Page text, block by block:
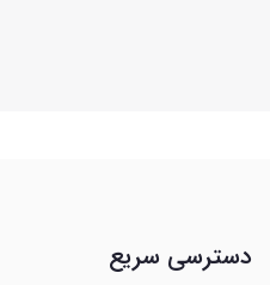
دسترسی سریع